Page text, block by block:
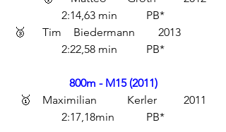
2:14,63 min 	PB*
🥉	Tim	 Biedermann	 2013
2:22,58 min	PB*
800m - M15 (2011)
🥇	Maximilian 	Kerler 	2011
2:17,18min 	PB*